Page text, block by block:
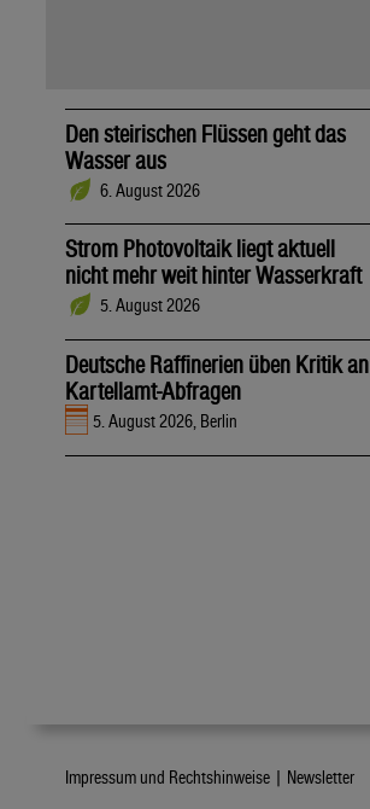
Den steirischen Flüssen geht das
Wasser aus
6. August 2026
Strom Photovoltaik liegt aktuell
nicht mehr weit hinter Wasserkraft
5. August 2026
Deutsche Raffinerien üben Kritik an
Kartellamt-Abfragen
5. August 2026, Berlin
Impressum und Rechtshinweise | Newsletter